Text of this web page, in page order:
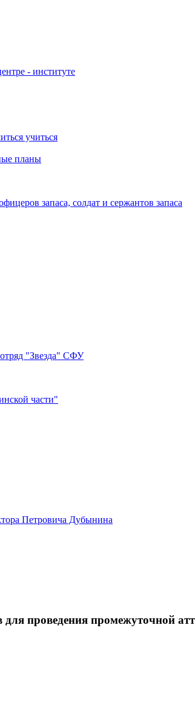
- институте
учиться
планы
запаса, солдат и сержантов запаса
"Звезда" СФУ
части"
Петровича Дубынина
проведения промежуточной